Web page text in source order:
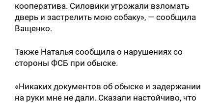
кооператива. Силовики угрожали взломать
дверь и застрелить мою собаку», — сообщила
Ващенко.
Также Наталья сообщила о нарушениях со
стороны ФСБ при обыске.
«Никаких документов об обыске и задержании
на руки мне не дали. Сказали настойчиво, что